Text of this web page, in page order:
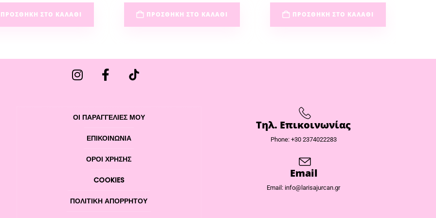
ΠΡΟΣΘΉΚΗ ΣΤΟ ΚΑΛΆΘΙ ΠΡΟΣΘΉΚΗ ΣΤΟ ΚΑΛΆΘΙ ΠΡΟΣΘΉΚΗ ΣΤΟ ΚΑΛΆΘΙ
ΟΙ ΠΑΡΑΓΓΕΛΙΕΣ ΜΟΥ
ΕΠΙΚΟΙΝΩΝΊΑ
ΌΡΟΙ ΧΡΉΣΗΣ
COOKIES
ΠΟΛΙΤΙΚΉ ΑΠΟΡΡΉΤΟΥ
Τηλ. Επικοινωνίας
Phone: +30 2374022283
Email
Email: info@larisajurcan.gr